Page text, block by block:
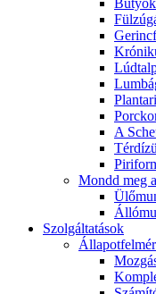
A
Mondd meg
Szolgáltatások